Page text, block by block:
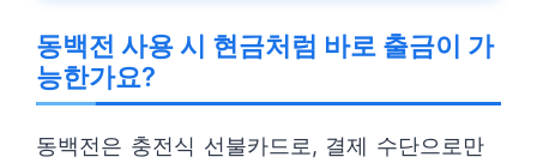
동백전 사용 시 현금처럼 바로 출금이 가
능한가요?
동백전은 충전식 선불카드로, 결제 수단으로만